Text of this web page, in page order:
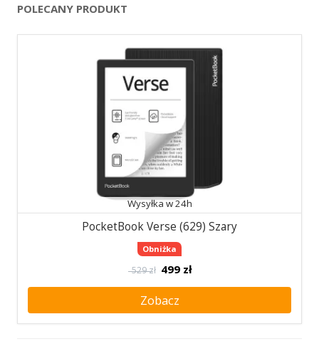
POLECANY PRODUKT
Wysyłka w 24h
PocketBook Verse (629) Szary
Obniżka
529 zł 499 zł
Zobacz